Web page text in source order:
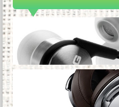
チギレ→スタジオ誰も反
スマホって普及して20
すだけで割れる」問題い
ジャンポケ斉藤、ロケ
だけで懲役7年てさすが
サンディスク、
スマートフォン用...